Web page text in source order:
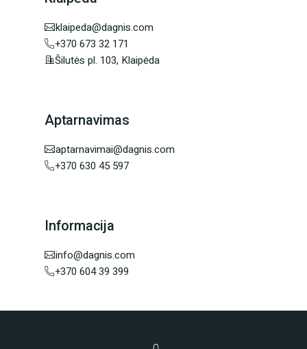
klaipeda@dagnis.com
+370 673 32 171
Šilutės pl. 103, Klaipėda
Aptarnavimas
aptarnavimai@dagnis.com
+370 630 45 597
Informacija
info@dagnis.com
+370 604 39 399